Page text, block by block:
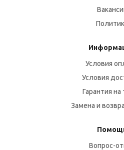
Условия
Условия
Гарантия на
Замена и
Вопрос-